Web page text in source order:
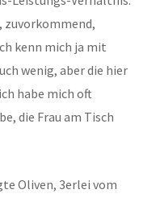
zuvorkommend,
kenn mich ja mit
wenig, aber die hier
habe mich oft
die Frau am Tisch
Oliven, 3erlei vom